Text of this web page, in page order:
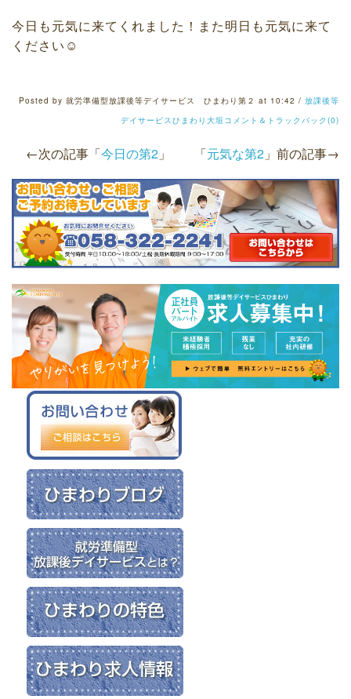
今日も元気に来てくれました！また明日も元気に来て
ください☺︎
Posted by 就労準備型放課後等デイサービス ひまわり第２ at 10:42 / 放課後等
デイサービスひまわり大垣コメント＆トラックバック(0)
「元気な第2 」前の記事→
←次の記事「今日の第2」